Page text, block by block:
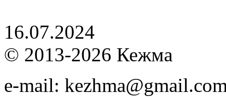
16.07.2024
© 2013-2026 Кежма
e-mail: